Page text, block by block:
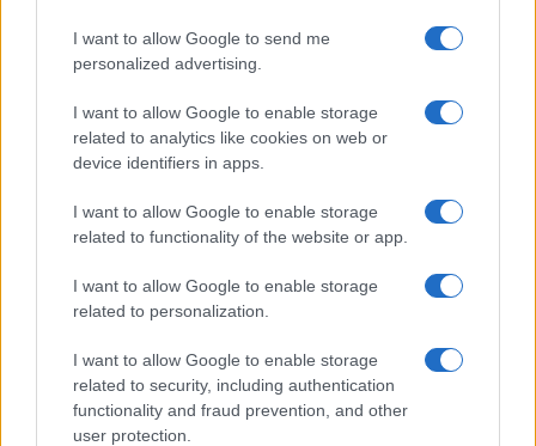
I want to allow Google to send me
personalized advertising.
I want to allow Google to enable storage
related to analytics like cookies on web or
device identifiers in apps.
I want to allow Google to enable storage
related to functionality of the website or app.
I want to allow Google to enable storage
related to personalization.
I want to allow Google to enable storage
related to security, including authentication
functionality and fraud prevention, and other
user protection.
NEWS E ATTUALITÀ
Lamezia International Film Fest: arte e cultura si
incontrano in Calabria
Camilla Pellegrini · 16 Lug 2026